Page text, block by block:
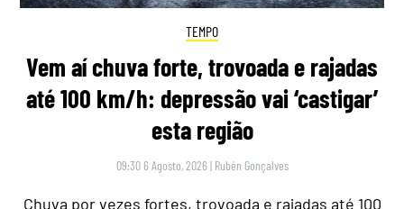
TEMPO
Vem aí chuva forte, trovoada e rajadas
até 100 km/h: depressão vai ‘castigar’
esta região
09:30 6 Agosto, 2026 | Rubén Gonçalves
Chuva por vezes fortes, trovoada e rajadas até 100